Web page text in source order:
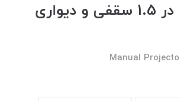
پروژکتور 1.5 در 1.5 سقفی و دیواری
Manual